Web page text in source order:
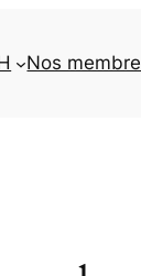
Nos